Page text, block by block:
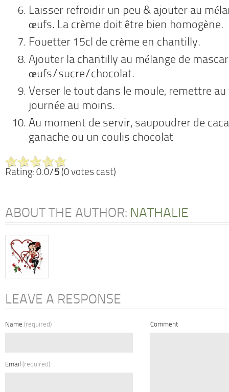
Laisser refroidir un peu & ajouter au
œufs. La crème doit être bien homogène.
Fouetter 15cl de crème en chantilly.
Ajouter la chantilly au mélange de
œufs/sucre/chocolat.
Verser le tout dans le moule, remettre
journée au moins.
Au moment de servir, saupoudrer de
ganache ou un coulis chocolat
Rating: 0.0/5 (0 votes cast)
ABOUT THE AUTHOR: NATHALIE
LEAVE A RESPONSE
Name (required)
Email (required)
Comment